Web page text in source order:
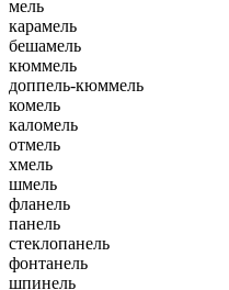
мель
карамель
бешамель
кюммель
доппель-кюммель
комель
каломель
отмель
хмель
шмель
фланель
панель
стеклопанель
фонтанель
шпинель